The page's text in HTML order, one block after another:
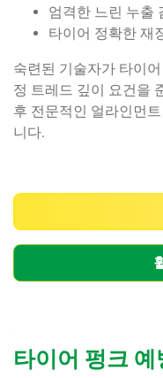
엄격한 느린 누출
타이어 정확한 재
숙련된 기술자가 타이
정 트레드 깊이 요건을
후 전문적인 얼라인먼
니다.
타이어 펑크 예